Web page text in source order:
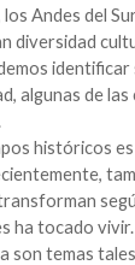
Andes del
diversidad
identificar
algunas de
históricos
ha tocado
son temas